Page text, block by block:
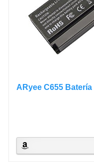
ARyee C655